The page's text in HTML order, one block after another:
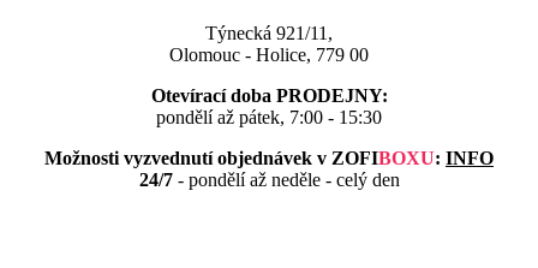
Týnecká 921/11,
Olomouc - Holice, 779 00
Otevírací doba PRODEJNY:
pondělí až pátek, 7:00 - 15:30
Možnosti vyzvednutí objednávek v ZOFIBOXU: INFO
24/7 - pondělí až neděle - celý den